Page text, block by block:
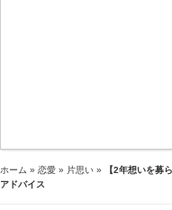
ホーム » 恋愛 » 片思い »
【2年想いを募
アドバイス